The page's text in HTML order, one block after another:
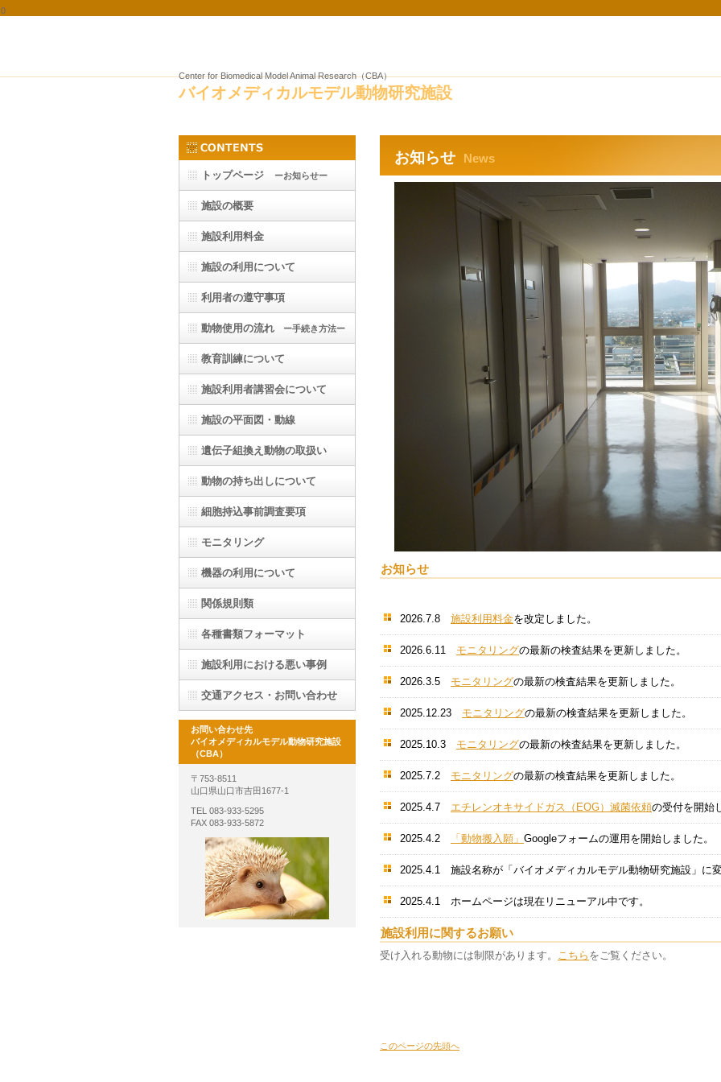
0
Center for Biomedical Model Animal Research（CBA）
バイオメディカルモデル動物研究施設
お知らせ
お知らせ
2026.7.8 施設利用料金を改定しました。
2026.6.11 モニタリングの最新の検査結果を更新しま
2026.3.5 モニタリングの最新の検査結果を更新しました。
2025.12.23 モニタリングの最新の検査結果を更新しました。
2025.10.3 モニタリングの最新の検査結果を更新しました。
2025.7.2 モニタリングの最新の検査結果を更新しました。
2025.4.7 エチレンオキサイドガス（EOG）滅菌依頼の受付を開始
2025.4.2 「動物搬入願」 Googleフォームの運用を開始しました。
2025.4.1 施設名称が「バイオメディカルモデル動物研究
2025.4.1 ホームページは現在リニューアル中です。
施設利用に関するお願い
受け入れる動物には制限があります。 こちら をご覧ください。
このページの先頭へ
トップページ ーお知らせー
施設の概要
施設利用料金
施設の利用について
利用者の遵守事項
動物使用の流れ ー手続き方法ー
教育訓練について
施設利用者講習会について
施設の平面図・動線
遺伝子組換え動物の取扱い
動物の持ち出しについて
細胞持込事前調査要項
モニタリング
機器の利用について
関係規則類
各種書類フォーマット
施設利用における悪い事例
交通アクセス・お問い合わせ
お問い合わせ先
バイオメディカルモデル動物研究施設
（CBA）
〒753-8511
山口県山口市吉田1677-1
TEL 083-933-5295
FAX 083-933-5872